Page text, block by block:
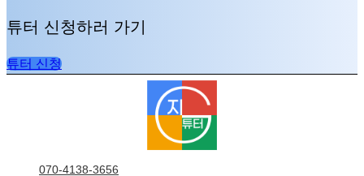
튜터 신청하러 가기
튜터 신청
070-4138-3656